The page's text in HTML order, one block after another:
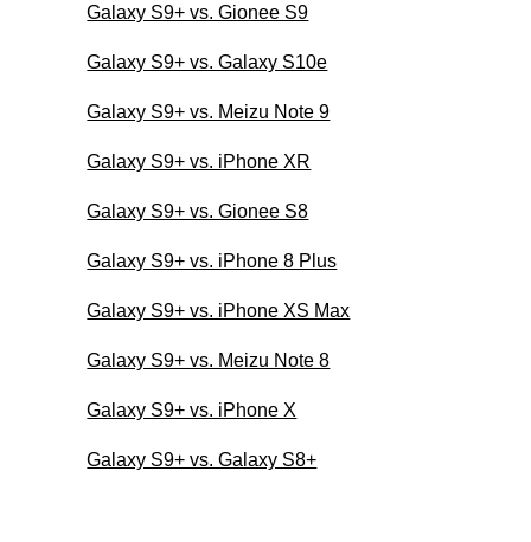
Galaxy S9+ vs. Gionee S9
Galaxy S9+ vs. Galaxy S10e
Galaxy S9+ vs. Meizu Note 9
Galaxy S9+ vs. iPhone XR
Galaxy S9+ vs. Gionee S8
Galaxy S9+ vs. iPhone 8 Plus
Galaxy S9+ vs. iPhone XS Max
Galaxy S9+ vs. Meizu Note 8
Galaxy S9+ vs. iPhone X
Galaxy S9+ vs. Galaxy S8+